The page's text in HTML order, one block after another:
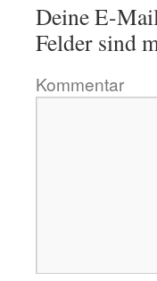
Deine E-
Felder sind
Kommentar